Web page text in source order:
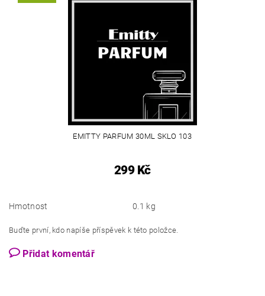
EMITTY PARFUM 30ML SKLO 103
299 Kč
Hmotnost 0.1 kg
Buďte první, kdo napíše příspěvek k této položce.
Přidat komentář